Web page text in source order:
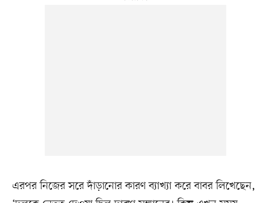
এরপর নিজের সরে দাঁড়ানোর কারণ ব্যাখ্যা করে বাবর লিখেছেন,